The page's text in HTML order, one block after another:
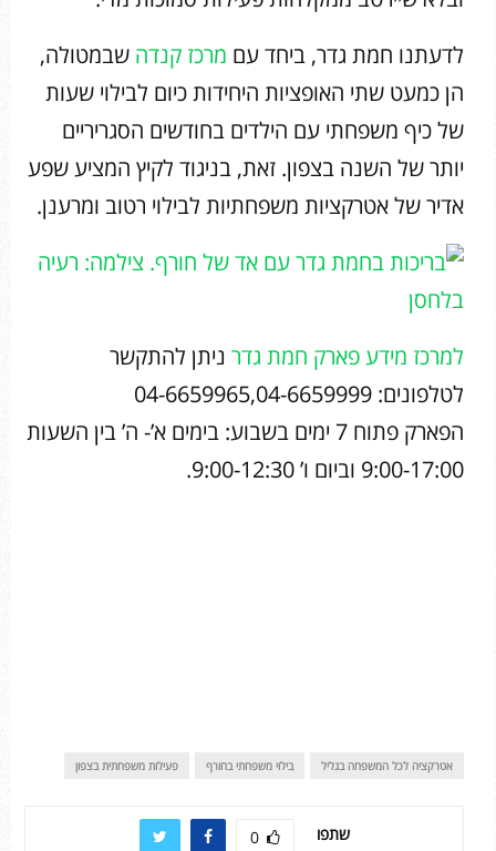
לדעתנו חמת גדר, ביחד עם מרכז קנדה שבמטולה,
הן כמעט שתי האופציות היחידות כיום לבילוי שעות
של כיף משפחתי עם הילדים בחודשים הסגריריים
יותר של השנה בצפון. זאת, בניגוד לקיץ המציע שפע
אדיר של אטרקציות משפחתיות לבילוי רטוב ומרענן.
למרכז מידע פארק חמת גדר ניתן להתקשר
לטלפונים: 04-6659965,04-6659999
הפארק פתוח 7 ימים בשבוע: בימים א’- ה’ בין השעות
9:00-17:00 וביום ו’ 9:00-12:30.
אטרקציה לכל המשפחה בגליל בילוי משפחתי בחורף פעילות משפחתית בצפון
שתפו 0